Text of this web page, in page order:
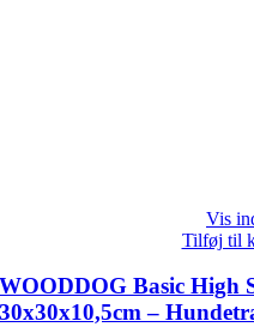
Vis
Tilføj til
WOODDOG Basic High
30x30x10,5cm –